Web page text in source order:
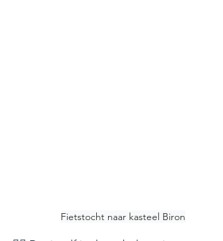
Fietstocht naar kasteel Biron